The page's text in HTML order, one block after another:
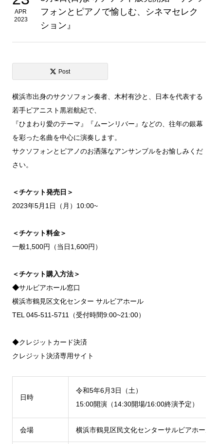
APR
2023
フォンとピアノで愉しむ、シネマセレク
ション』
Post
横浜市出身のサクソフォン奏者、木村有沙と、日本を代表する
若手ピアニスト黒岩航紀で、
『ひまわり愛のテーマ』『ムーンリバー』などの、往年の銀幕
を彩った名曲を中心に演奏します。
サクソフォンとピアノのお洒落なアンサンブルをお愉しみくだ
さい。
＜チケット発売日＞
2023年5月1日（月）10:00~
＜チケット料金＞
一般1,500円（当日1,600円）
＜チケット購入方法＞
◆サルビアホール窓口
横浜市鶴見区文化センター サルビアホール
TEL 045-511-5711（受付時間9:00~21:00）
◆クレジットカード決済
クレジット決済専用サイト
日時
令和5年6月3日（土）
15:00開演（14:30開場/16:00終演予定）
会場 横浜市鶴見区民文化センターサルビアホール